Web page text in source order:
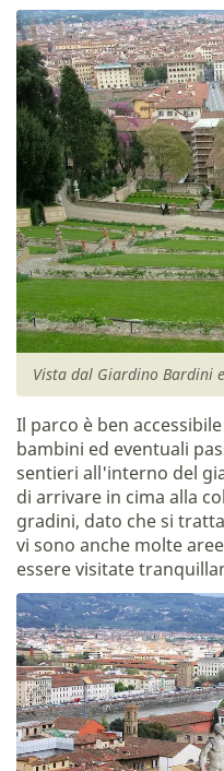
Vista dal Giardino Bardini
Il parco è ben
bambini ed eventuali
sentieri all'interno del
di arrivare in cima alla
gradini, dato che si
vi sono anche molte
essere visitate